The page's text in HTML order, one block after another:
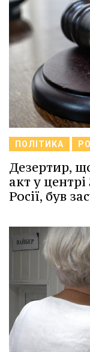
ПОЛІТИКА
Дезертир,
акт у
Росії, був